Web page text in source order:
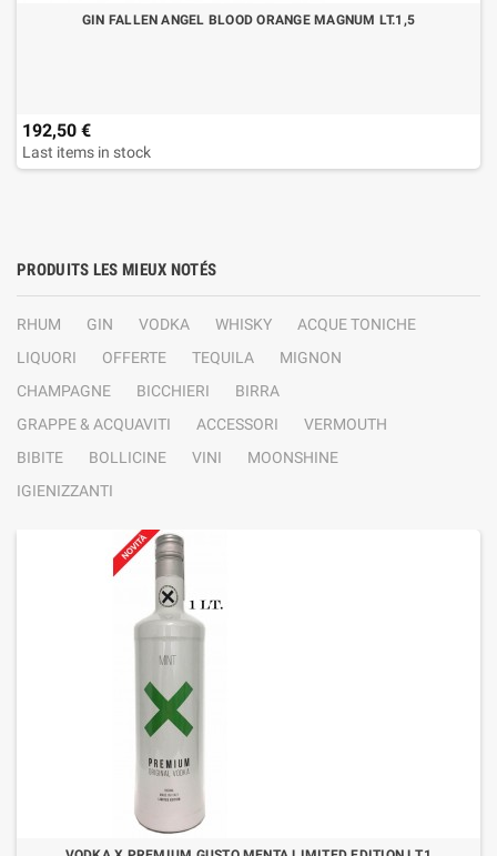
GIN FALLEN ANGEL BLOOD ORANGE MAGNUM LT.1,5
192,50 €
Last items in stock
PRODUITS LES MIEUX NOTÉS
RHUM GIN VODKA WHISKY
ACQUE TONICHE
LIQUORI
OFFERTE TEQUILA
MIGNON
CHAMPAGNE
BICCHIERI
BIRRA
GRAPPE & ACQUAVITI
ACCESSORI
VERMOUTH
BIBITE
BOLLICINE VINI
MOONSHINE
IGIENIZZANTI